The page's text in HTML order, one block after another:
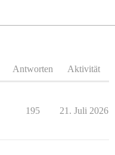
Antworten Aktivität
195 21. Juli 2026